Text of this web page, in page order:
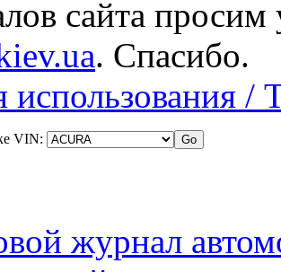
сайта просим
. Спасибо.
использования /
VIN:
журнал